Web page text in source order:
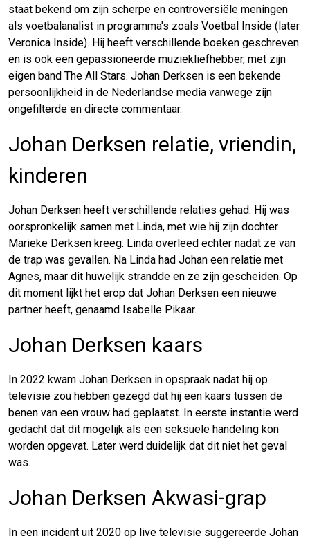
staat bekend om zijn scherpe en controversiële meningen
als voetbalanalist in programma's zoals Voetbal Inside (later
Veronica Inside). Hij heeft verschillende boeken geschreven
en is ook een gepassioneerde muziekliefhebber, met zijn
eigen band The All Stars. Johan Derksen is een bekende
persoonlijkheid in de Nederlandse media vanwege zijn
ongefilterde en directe commentaar.
Johan Derksen relatie, vriendin,
kinderen
Johan Derksen heeft verschillende relaties gehad. Hij was
oorspronkelijk samen met Linda, met wie hij zijn dochter
Marieke Derksen kreeg. Linda overleed echter nadat ze van
de trap was gevallen. Na Linda had Johan een relatie met
Agnes, maar dit huwelijk strandde en ze zijn gescheiden. Op
dit moment lijkt het erop dat Johan Derksen een nieuwe
partner heeft, genaamd Isabelle Pikaar.
Johan Derksen kaars
In 2022 kwam Johan Derksen in opspraak nadat hij op
televisie zou hebben gezegd dat hij een kaars tussen de
benen van een vrouw had geplaatst. In eerste instantie werd
gedacht dat dit mogelijk als een seksuele handeling kon
worden opgevat. Later werd duidelijk dat dit niet het geval
was.
Johan Derksen Akwasi-grap
In een incident uit 2020 op live televisie suggereerde Johan